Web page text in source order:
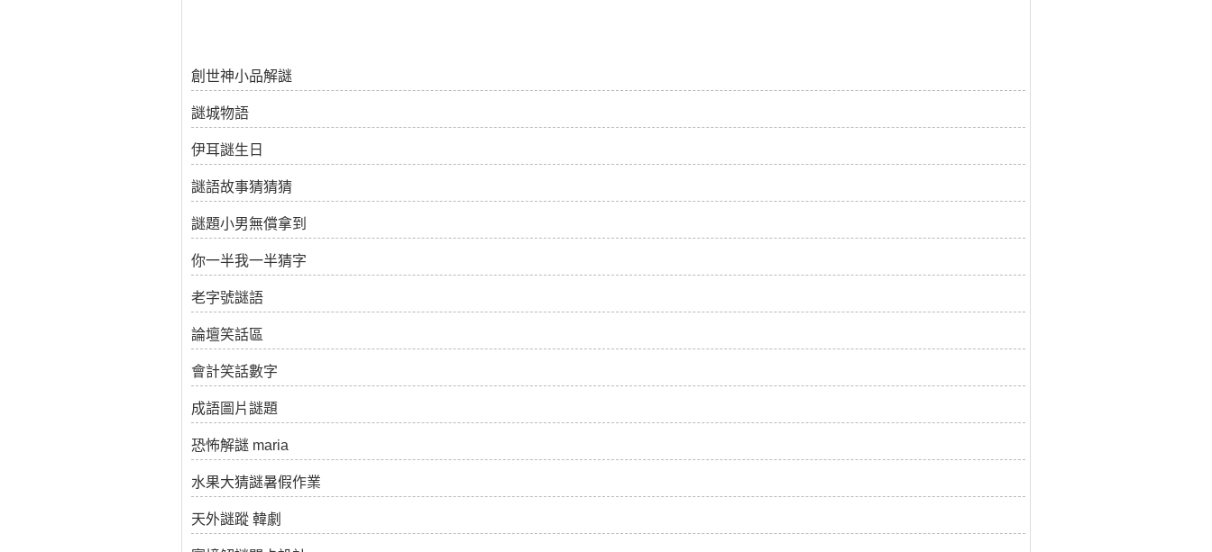
創世神小品解謎
謎城物語
伊耳謎生日
謎語故事猜猜猜
謎題小男無償拿到
你一半我一半猜字
老字號謎語
論壇笑話區
會計笑話數字
成語圖片謎題
恐怖解謎 maria
水果大猜謎暑假作業
天外謎蹤 韓劇